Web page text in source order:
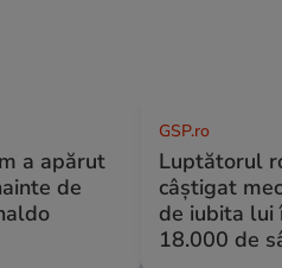
a apărut
de
GSP.ro
Luptătorul
câștigat
de iubita lui
18.000 de